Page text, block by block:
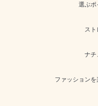
選ぶポ
ス
ナチ
ファッションを